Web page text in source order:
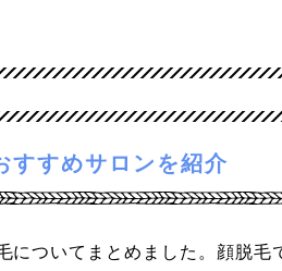
すすめサロンを紹介
についてまとめました。顔脱